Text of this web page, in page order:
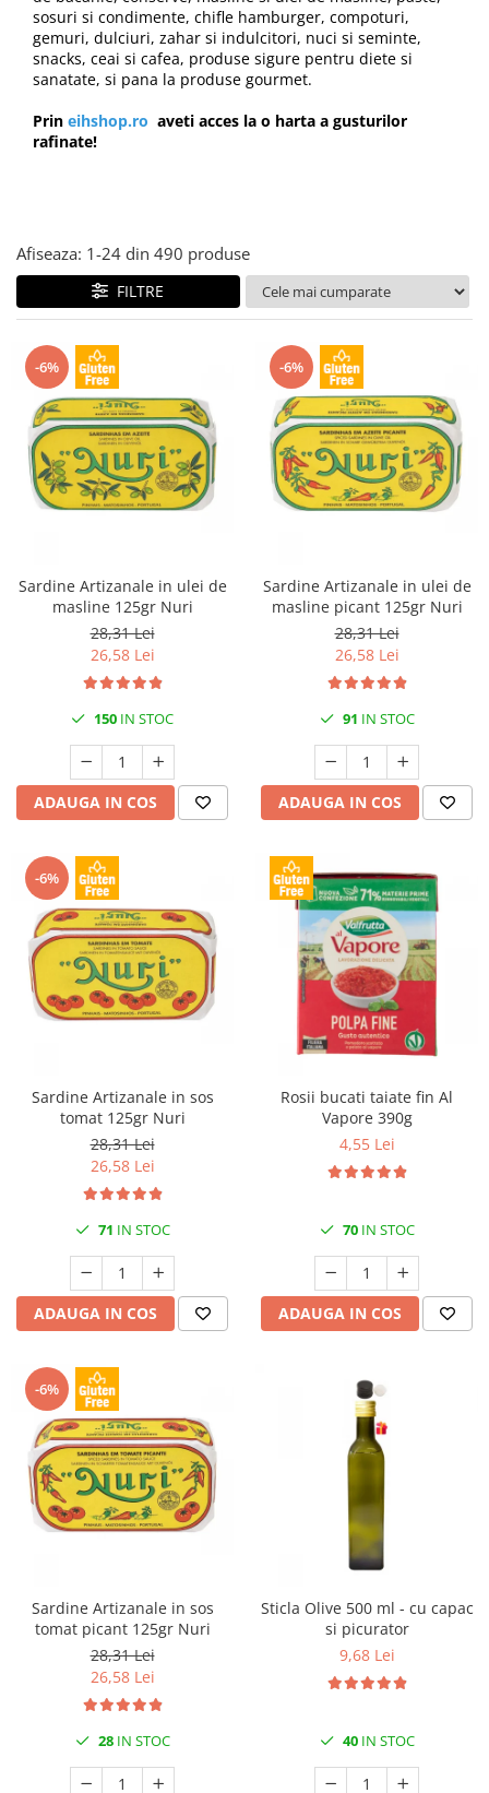
Condimente turcesti
Ghimbir murat la borcan
Supa miso
sosuri si condimente, chifle hamburger, compoturi,
gemuri, dulciuri, zahar si indulcitori, nuci si seminte,
snacks, ceai si cafea, produse sigure pentru diete si
sanatate, si pana la produse gourmet.
Prin eihshop.ro aveti acces la o harta a gusturilor
rafinate!
Afiseaza: 1-24 din 490 produse
FILTRE
-6%
Sardine Artizanale in ulei de
masline 125gr Nuri
28,31 Lei
26,58 Lei
150 IN STOC
ADAUGA IN COS
-6%
Sardine Artizanale in ulei de
masline picant 125gr Nuri
28,31 Lei
26,58 Lei
91 IN STOC
ADAUGA IN COS
-6%
Sardine Artizanale in sos
tomat 125gr Nuri
28,31 Lei
26,58 Lei
71 IN STOC
ADAUGA IN COS
Rosii bucati taiate fin Al
Vapore 390g
4,55 Lei
70IN STOC
ADAUGA IN COS
-6%
Sardine Artizanale in sos
tomat picant 125gr Nuri
28,31 Lei
26,58 Lei
28IN STOC
Sticla Olive 500 ml - cu capac
si picurator
9,68 Lei
40IN STOC